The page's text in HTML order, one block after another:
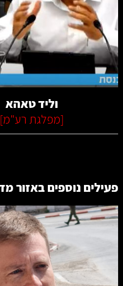
קרא עוד
וליד טאהא
[מפלגת רע"מ]
פעילים נוספים באזור